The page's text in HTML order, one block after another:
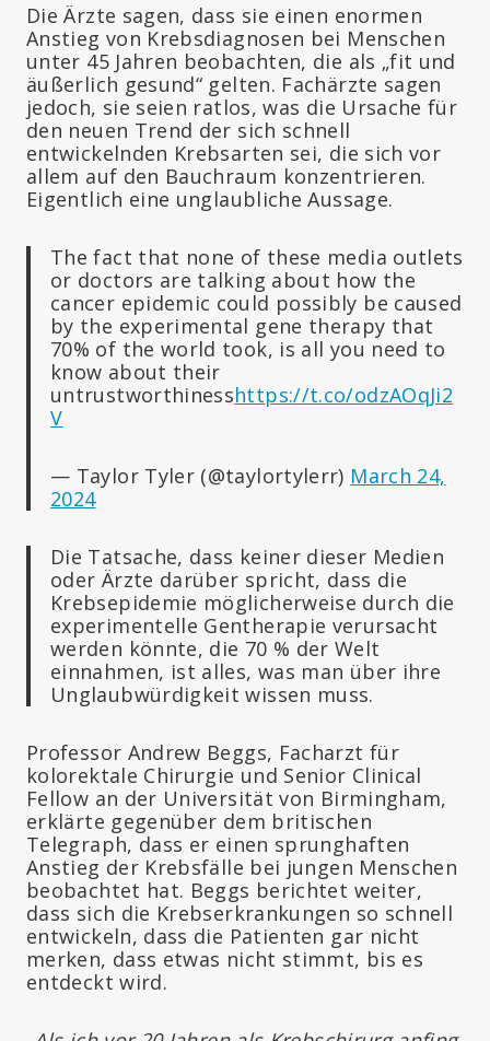
Die Ärzte sagen, dass sie einen enormen
Anstieg von Krebsdiagnosen bei Menschen
unter 45 Jahren beobachten, die als „fit und
äußerlich gesund“ gelten. Fachärzte sagen
jedoch, sie seien ratlos, was die Ursache für
den neuen Trend der sich schnell
entwickelnden Krebsarten sei, die sich vor
allem auf den Bauchraum konzentrieren.
Eigentlich eine unglaubliche Aussage.
The fact that none of these media outlets
or doctors are talking about how the
cancer epidemic could possibly be caused
by the experimental gene therapy that
70% of the world took, is all you need to
know about their
untrustworthinesshttps://t.co/odzAOqJi2
V
— Taylor Tyler (@taylortylerr) March 24,
2024
Die Tatsache, dass keiner dieser Medien
oder Ärzte darüber spricht, dass die
Krebsepidemie möglicherweise durch die
experimentelle Gentherapie verursacht
werden könnte, die 70 % der Welt
einnahmen, ist alles, was man über ihre
Unglaubwürdigkeit wissen muss.
Professor Andrew Beggs, Facharzt für
kolorektale Chirurgie und Senior Clinical
Fellow an der Universität von Birmingham,
erklärte gegenüber dem britischen
Telegraph, dass er einen sprunghaften
Anstieg der Krebsfälle bei jungen Menschen
beobachtet hat. Beggs berichtet weiter,
dass sich die Krebserkrankungen so schnell
entwickeln, dass die Patienten gar nicht
merken, dass etwas nicht stimmt, bis es
entdeckt wird.